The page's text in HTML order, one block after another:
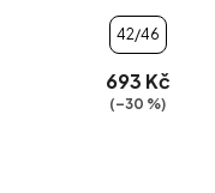
42/46
693 Kč
(–30 %)